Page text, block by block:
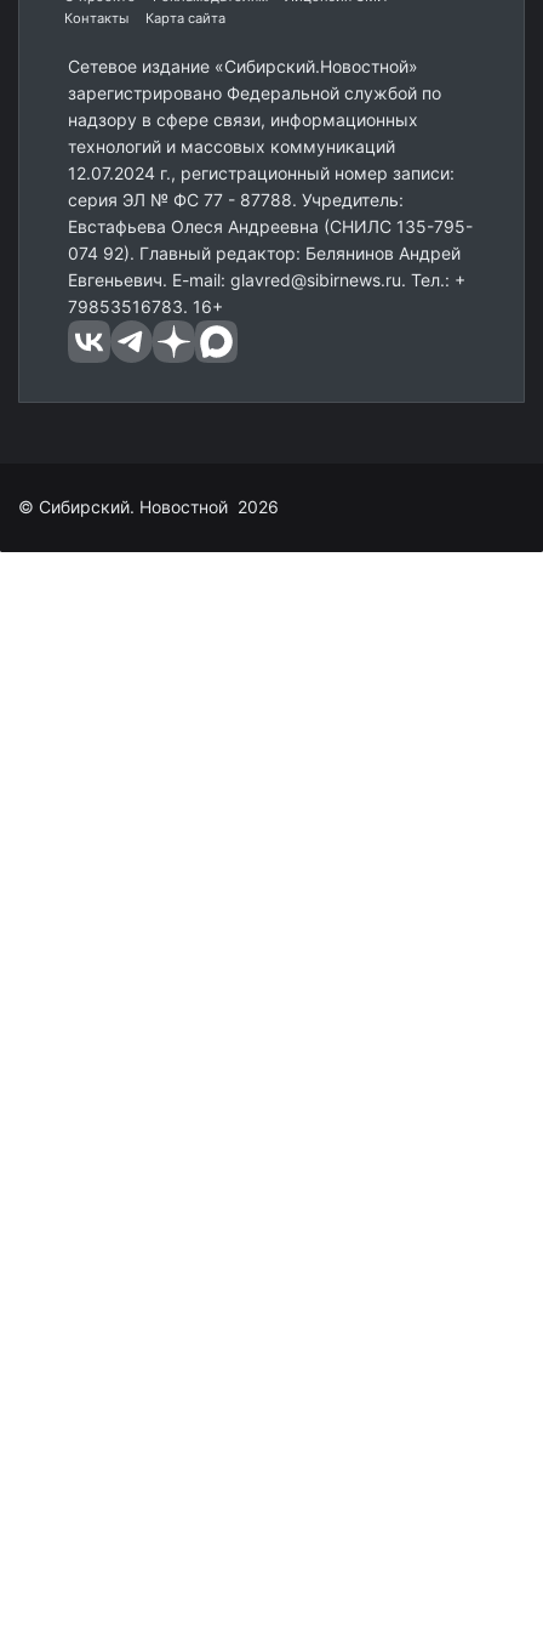
Контакты
Карта сайта
Сетевое издание «Сибирский.Новостной»
зарегистрировано Федеральной службой по
надзору в сфере связи, информационных
технологий и массовых коммуникаций
12.07.2024 г., регистрационный номер записи:
серия ЭЛ № ФС 77 - 87788. Учредитель:
Евстафьева Олеся Андреевна (СНИЛС 135-795-
074 92). Главный редактор: Белянинов Андрей
Евгеньевич. E-mail: glavred@sibirnews.ru. Тел.: +
79853516783. 16+
© Сибирский. Новостной 2026